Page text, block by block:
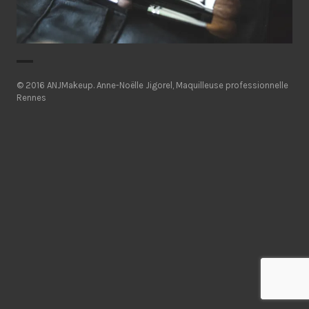
© 2016 ANJMakeup. Anne-Noëlle Jigorel, Maquilleuse professionnelle
Rennes